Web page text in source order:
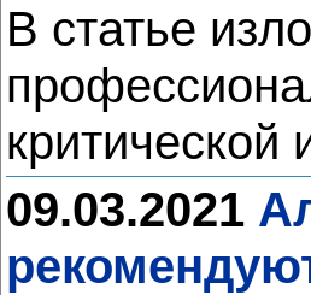
В статье
09.03.2021